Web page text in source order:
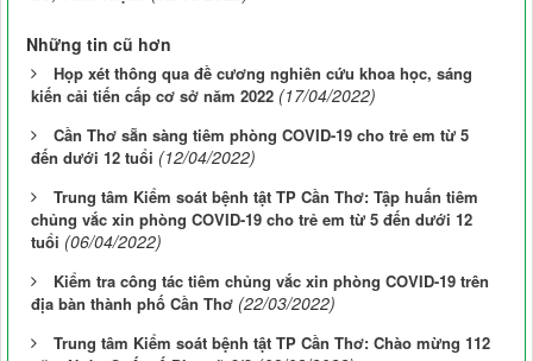
Những tin cũ hơn
Họp xét thông qua đề cương nghiên cứu khoa học, sáng
kiến cải tiến cấp cơ sở năm 2022 (17/04/2022)
Cần Thơ sẵn sàng tiêm phòng COVID-19 cho trẻ em từ 5
đến dưới 12 tuổi (12/04/2022)
Trung tâm Kiểm soát bệnh tật TP Cần Thơ: Tập huấn tiêm
chủng vắc xin phòng COVID-19 cho trẻ em từ 5 đến dưới 12
tuổi (06/04/2022)
Kiểm tra công tác tiêm chủng vắc xin phòng COVID-19 trên
địa bàn thành phố Cần Thơ (22/03/2022)
Trung tâm Kiểm soát bệnh tật TP Cần Thơ: Chào mừng 112